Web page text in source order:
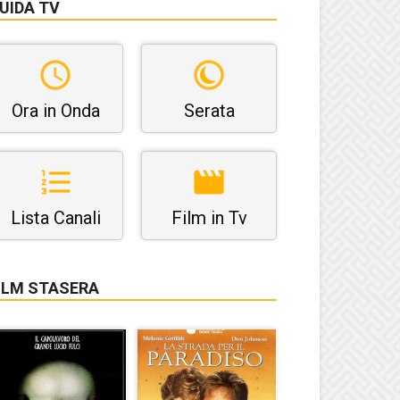
TV
Ora in Onda Serata
Lista Canali Film in Tv
STASERA